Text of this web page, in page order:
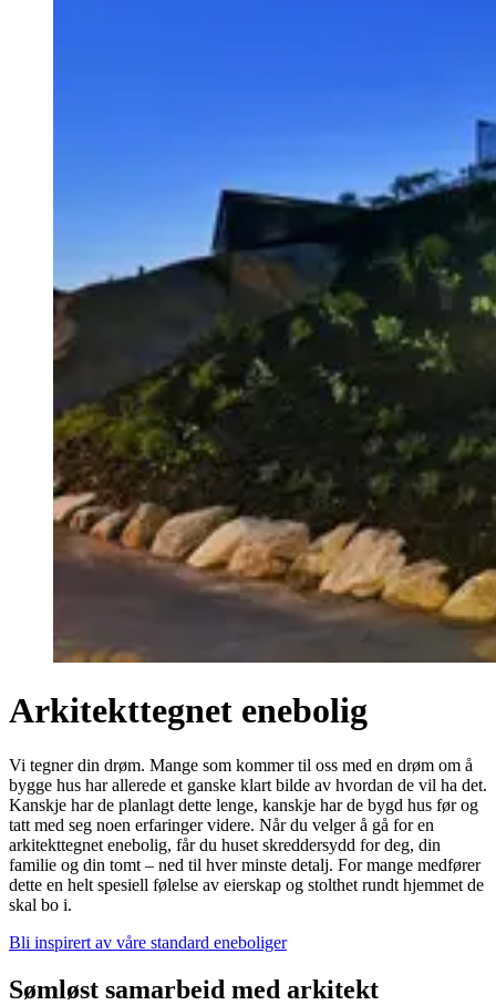
Arkitekttegnet enebolig
Vi tegner din drøm. Mange som kommer til oss med en drøm om å
bygge hus har allerede et ganske klart bilde av hvordan de vil ha det.
Kanskje har de planlagt dette lenge, kanskje har de bygd hus før og
tatt med seg noen erfaringer videre. Når du velger å gå for en
arkitekttegnet enebolig, får du huset skreddersydd for deg, din
familie og din tomt – ned til hver minste detalj. For mange medfører
dette en helt spesiell følelse av eierskap og stolthet rundt hjemmet de
skal bo i.
Bli inspirert av våre standard eneboliger
Sømløst samarbeid med arkitekt